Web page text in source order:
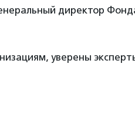
директор
уверены